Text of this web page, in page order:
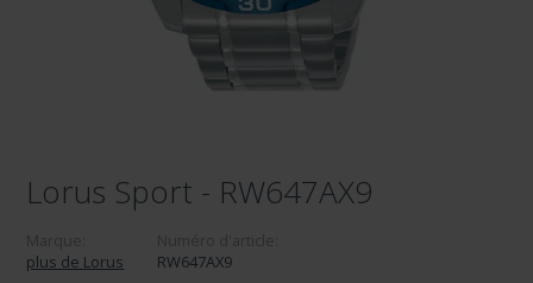
Lorus Sport - RW647AX9
plus de Lorus
RW647AX9